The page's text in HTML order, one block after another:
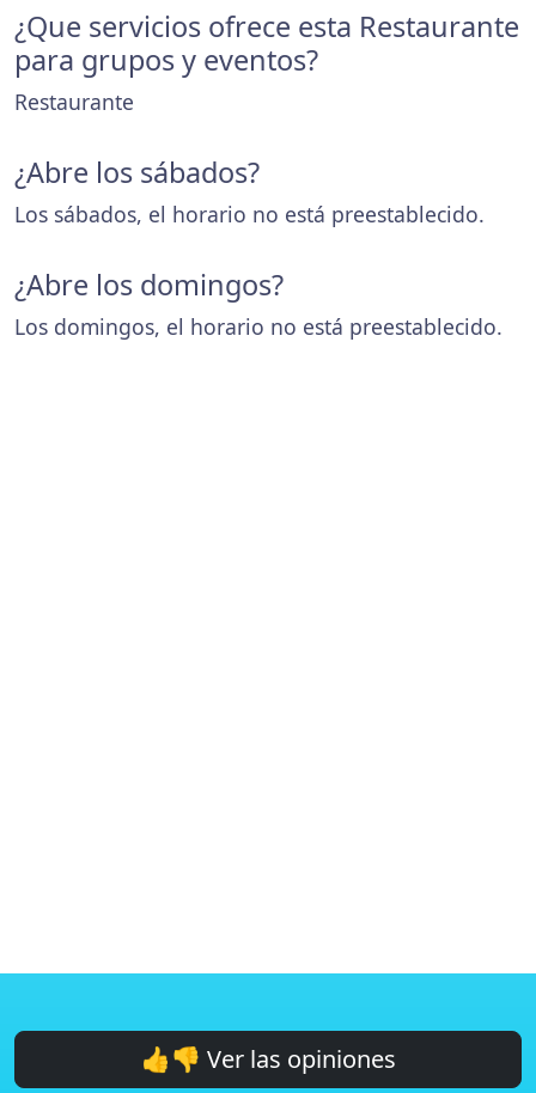
¿Que servicios ofrece esta Restaurante
para grupos y eventos?
Restaurante
¿Abre los sábados?
Los sábados, el horario no está preestablecido.
¿Abre los domingos?
Los domingos, el horario no está preestablecido.
👍👎 Ver las opiniones